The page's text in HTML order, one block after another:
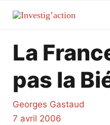
La
pas la
Georges Gastaud
7 avril 2006